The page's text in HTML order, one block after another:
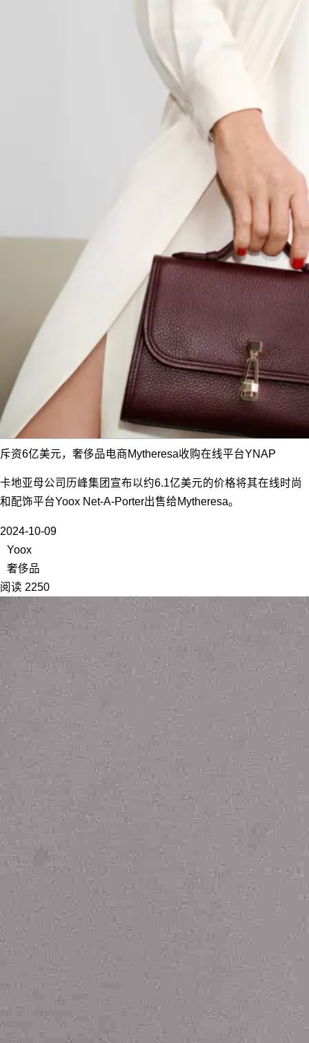
斥资6亿美元，奢侈品电商Mytheresa收购在线平台YNAP
卡地亚母公司历峰集团宣布以约6.1亿美元的价格将其在线时尚
和配饰平台Yoox Net-A-Porter出售给Mytheresa。
2024-10-09
Yoox
奢侈品
阅读 2250